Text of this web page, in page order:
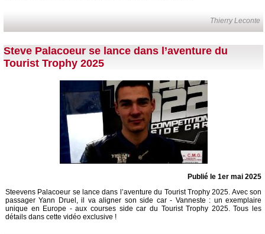
Thierry Leconte
Steve Palacoeur se lance dans l’aventure du
Tourist Trophy 2025
Publié le 1er mai 2025
Steevens Palacoeur se lance dans l’aventure du Tourist Trophy 2025. Avec son
passager Yann Druel, il va aligner son side car - Vanneste : un exemplaire
unique en Europe - aux courses side car du Tourist Trophy 2025. Tous les
détails dans cette vidéo exclusive !